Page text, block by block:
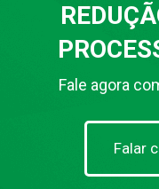
Fale agora
Falar